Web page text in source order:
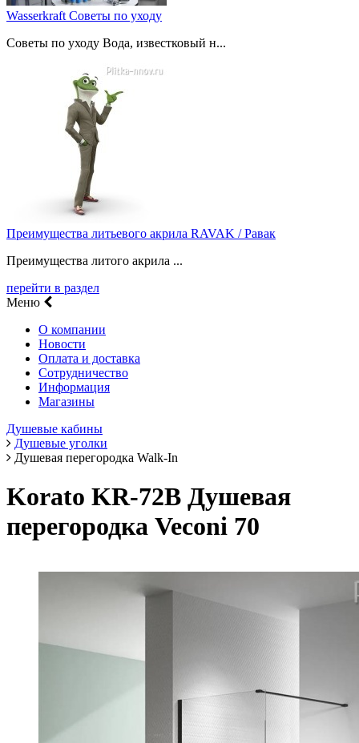
Wasserkraft Советы по уходу
Советы по уходу Вода, известковый н...
Преимущества литьевого акрила RAVAK / Равак
Преимущества литого акрила ...
перейти в раздел
Меню
О компании
Новости
Оплата и доставка
Сотрудничество
Информация
Магазины
Душевые кабины
Душевые уголки
Душевая перегородка Walk-In
Korato KR-72B Душевая
перегородка Veconi 70